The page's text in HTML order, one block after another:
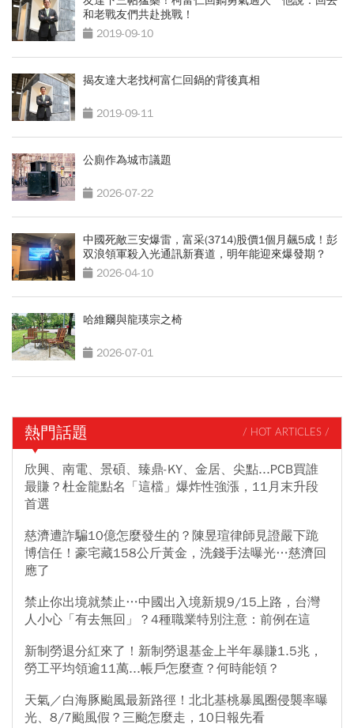
和老戰友們共赴挑戰！
2019-09-10
揭友達大老找柯富仁回鍋的背後真相
2019-09-11
公廁作為城市議題
2026-07-22
中國死敵三安爆雷，富采(3714)股價1個月飆5成！彭
双浪領軍殺入光通訊新賽道，明年能迎來爆發期？
2026-04-10
哈維爾與龍瑛宗之椅
2026-07-01
熱門話題 / HOT ARTICLES /
欣興、南電、景碩、臻鼎-KY、金居、尖點...PCB買誰
最賺？杜金龍點名「這檔」爆炸性強漲，11月末升段
首選
慈濟遭詐騙10億怎麼發生的？陳昱瑄律師見證嚴下跪
博信任！豪宅藏158公斤黃金，洗錢手法曝光…慈濟回
應了
禁止你出境就禁止…中國出入境新規9/15上路，台灣
人小心「有去無回」？4種職業特別注意：前例在這
新制勞退分紅來了！新制勞退基金上半年暴賺1.5兆，
勞工平均領逾11萬...帳戶怎麼查？何時能領？
天氣／白海豚颱風最新路徑！北北基桃暴風圈侵襲率曝
光、8/7颱風假？三颱怎麼走，10日報先看